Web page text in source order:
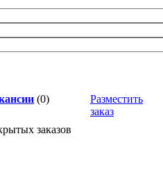
(0)
Разместить
заказ
заказов